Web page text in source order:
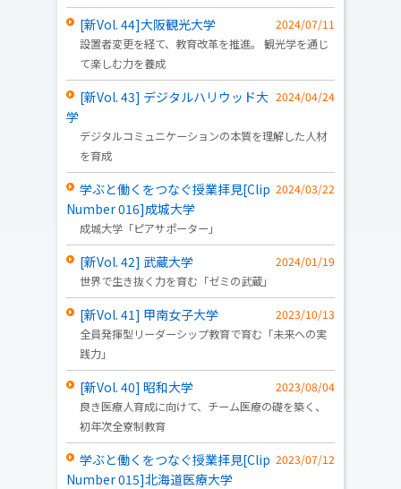
2024/07/11
[新Vol. 44]大阪観光大学
設置者変更を経て、教育改革を推進。 観光学を通じ
て楽しむ力を養成
2024/04/24
[新Vol. 43] デジタルハリウッド大
学
デジタルコミュニケーションの本質を理解した人材
を育成
2024/03/22
学ぶと働くをつなぐ授業拝見[Clip
Number 016]成城大学
成城大学「ピアサポーター」
2024/01/19
[新Vol. 42] 武蔵大学
世界で生き抜く力を育む「ゼミの武蔵」
2023/10/13
[新Vol. 41] 甲南女子大学
全員発揮型リーダーシップ教育で育む「未来への実
践力」
2023/08/04
[新Vol. 40] 昭和大学
良き医療人育成に向けて、チーム医療の礎を築く、
初年次全寮制教育
2023/07/12
学ぶと働くをつなぐ授業拝見[Clip
Number 015]北海道医療大学